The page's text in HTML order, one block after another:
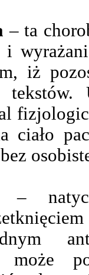
– ta
i
iż
ciało
–
może